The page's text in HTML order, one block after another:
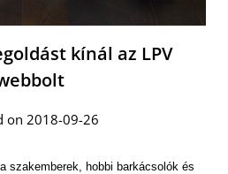
kínál az LPV
on 2018-09-26
szakemberek, hobbi barkácsolók és